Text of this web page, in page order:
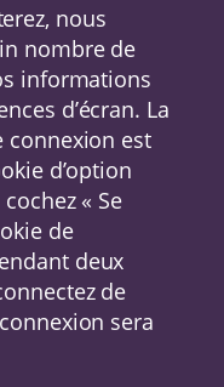
nous
nombre de
informations
d’écran. La
connexion est
d’option
« Se
de
deux
de
sera